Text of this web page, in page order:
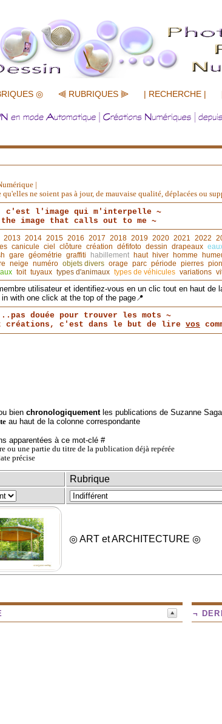
◎ ⫷ RUBRIQUES ⫸ | RECHERCHE |
|
ne soient pas à jour, de mauvaise qualité, déplacées ou
c'est l'image qui m'interpelle ~
image that calls out to me ~
2013 2014 2015 2016 2017 2018 2019 2020 2021 2022
canicule ciel clôture création défifoto dessin drapeaux
gare géométrie graffiti habillement haut hiver homme
neige numéro objets divers orage parc période pierres
toit tuyaux types d'animaux types de véhicules variations
utilisateur et identifiez-vous en un clic tout en haut de
with one click at the top of the page📍
douée pour trouver les mots ~
créations, c'est dans le but de lire vos
bien chronologiquementles publications de Suzanne
au haut de la colonne correspondante
apparentées à ce mot-clé #
ou une partie du titre de la publication déjà repérée
précise
Rubrique
◎ ART et ARCHITECTURE ◎
¬